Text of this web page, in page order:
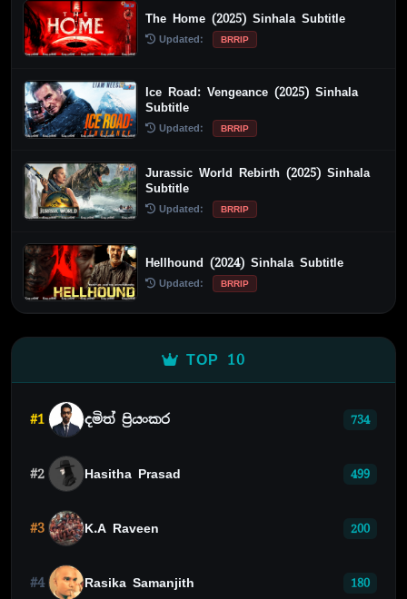
The Home (2025) Sinhala Subtitle
Updated: BRRIP
Ice Road: Vengeance (2025) Sinhala
Subtitle
Updated: BRRIP
Jurassic World Rebirth (2025) Sinhala
Subtitle
Updated: BRRIP
Hellhound (2024) Sinhala Subtitle
Updated: BRRIP
TOP 10
#1 දමිත් ප්‍රියංකර 734
#2 Hasitha Prasad 499
#3 K.A Raveen 200
#4 Rasika Samanjith 180